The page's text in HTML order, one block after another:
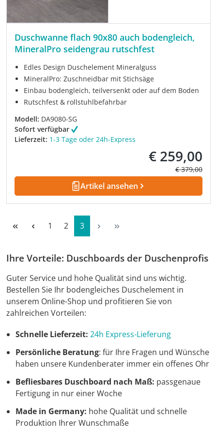
Duschwanne flach 90x80 auch bodengleich,
MineralPro seidengrau rutschfest
Edles Design Duschelement Mineralguss
MineralPro: Zuschneidbar mit Stichsäge
Einbau bodengleich, teilversenkt oder auf dem Boden
Rutschfest & rollstuhlbefahrbar
Modell: DA9080-SG
Sofort verfügbar
Lieferzeit: 1-3 Tage oder 24h-Express
Verkaufspreis:
€ 259,00
Regulärer
€ 379,00
Artikel ansehen
Seite
1 Seite
2 Seite
3
Ihre Vorteile: Duschboards der Duschenprofis
Guter Service und hohe Qualität sind uns wichtig.
Bestellen Sie Ihr bodengleiches Duschelement in
unserem Online-Shop und profitieren Sie von
zahlreichen Vorteilen:
Schnelle Lieferzeit: 24h Express-Lieferung
Persönliche Beratung: für Ihre Fragen und Wünsche
haben unsere Kundenberater immer ein offenes Ohr
Befliesbares Duschboard nach Maß: passgenaue
Fertigung in nur einer Woche
Made in Germany: hohe Qualität und schnelle
Produktion Ihrer Wunschmaße